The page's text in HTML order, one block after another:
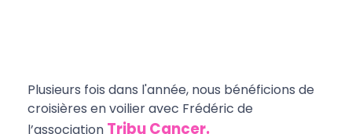
Plusieurs fois dans l'année, nous bénéficions de
croisières en voilier avec Frédéric de
l’association Tribu Cancer.